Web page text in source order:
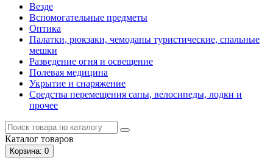
Везде
Вспомогательные предметы
Оптика
Палатки, рюкзаки, чемоданы туристические, спальные
мешки
Разведение огня и освещение
Полевая медицина
Укрытие и снаряжение
Средства перемещения сапы, велосипеды, лодки и
прочее
Каталог товаров
Корзина: 0